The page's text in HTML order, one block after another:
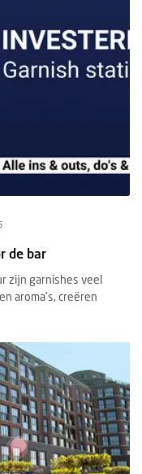
de bar
zijn garnishes veel
aroma’s, creëren